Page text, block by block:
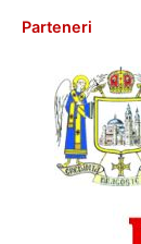
Parteneri